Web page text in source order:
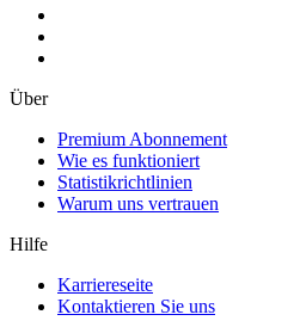
Über
Premium Abonnement
Wie es funktioniert
Statistikrichtlinien
Warum uns vertrauen
Hilfe
Karriereseite
Kontaktieren Sie uns